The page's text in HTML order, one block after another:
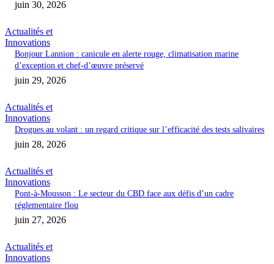
juin 30, 2026
Actualités et
Innovations
Bonjour Lannion : canicule en alerte rouge, climatisation marine
d’exception et chef-d’œuvre préservé
juin 29, 2026
Actualités et
Innovations
Drogues au volant : un regard critique sur l’efficacité des tests salivaires
juin 28, 2026
Actualités et
Innovations
Pont-à-Mousson : Le secteur du CBD face aux défis d’un cadre
réglementaire flou
juin 27, 2026
Actualités et
Innovations